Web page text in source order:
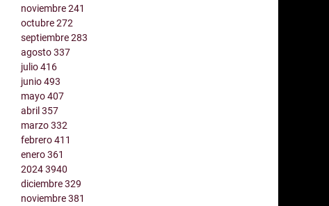
noviembre241
octubre272
septiembre283
agosto337
julio416
junio493
mayo407
abril357
marzo332
febrero411
enero361
20243940
diciembre329
noviembre381